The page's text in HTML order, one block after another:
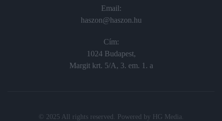
Email:
haszon@haszon.hu
Cím:
1024 Budapest,
Margit krt. 5/A, 3. em. 1. a
© 2025 All rights reserved. Powered by HG Media